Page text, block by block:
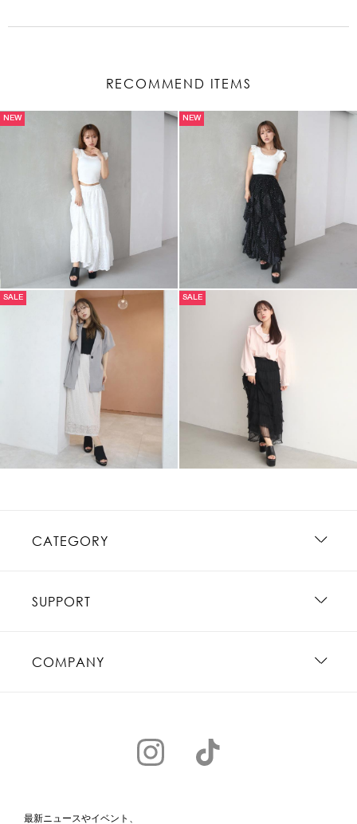
RECOMMEND ITEMS
NEW NEW
SALE SALE
CATEGORY
SUPPORT
COMPANY
最新ニュースやイベント、